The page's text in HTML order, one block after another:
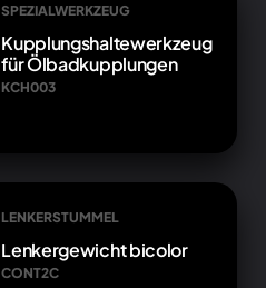
SPEZIALWERKZEUG
Kupplungshaltewerkzeug
für Ölbadkupplungen
KCH003
LENKERSTUMMEL
Lenkergewicht bicolor
CONT2C